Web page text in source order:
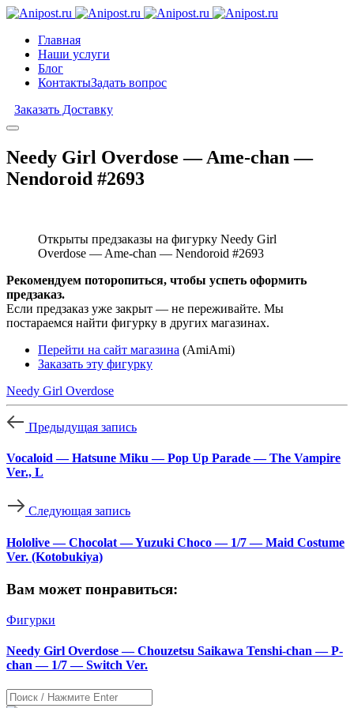
Главная
Наши услуги
Блог
КонтактыЗадать вопрос
Заказать Доставку
Needy Girl Overdose — Ame-chan —
Nendoroid #2693
Открыты предзаказы на фигурку Needy Girl
Overdose — Ame-chan — Nendoroid #2693
Рекомендуем поторопиться, чтобы успеть оформить
предзаказ.
Если предзаказ уже закрыт — не переживайте. Мы
постараемся найти фигурку в других магазинах.
Перейти на сайт магазина (AmiAmi)
Заказать эту фигурку
Needy Girl Overdose
Предыдущая запись
Vocaloid — Hatsune Miku — Pop Up Parade — The Vampire
Ver., L
Следующая запись
Hololive — Chocolat — Yuzuki Choco — 1/7 — Maid Costume
Ver. (Kotobukiya)
Вам может понравиться:
Фигурки
Needy Girl Overdose — Chouzetsu Saikawa Tenshi-chan — P-
chan — 1/7 — Switch Ver.